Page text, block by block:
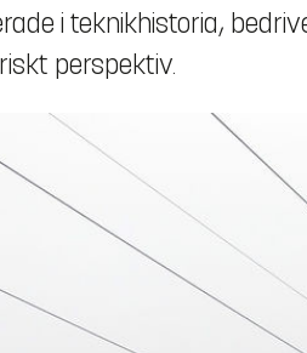
i teknikhistoria,
perspektiv.